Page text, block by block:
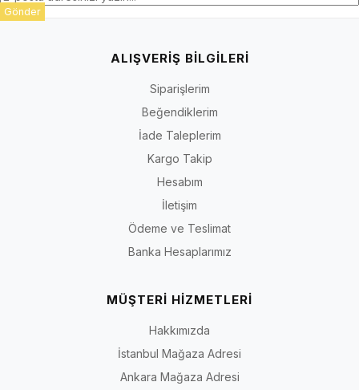
Gönder
ALIŞVERİŞ BİLGİLERİ
Siparişlerim
Beğendiklerim
İade Taleplerim
Kargo Takip
Hesabım
İletişim
Ödeme ve Teslimat
Banka Hesaplarımız
MÜŞTERİ HİZMETLERİ
Hakkımızda
İstanbul Mağaza Adresi
Ankara Mağaza Adresi